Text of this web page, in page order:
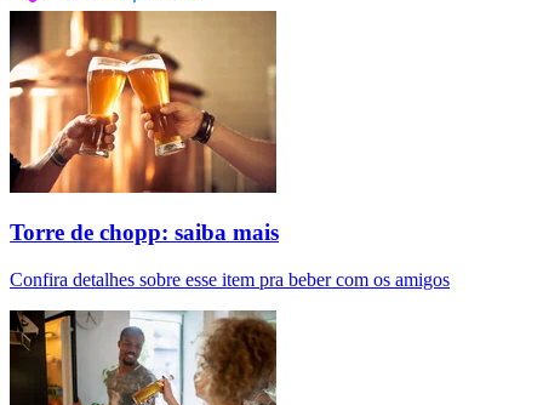
Torre de chopp: saiba mais
Confira detalhes sobre esse item pra beber com os amigos